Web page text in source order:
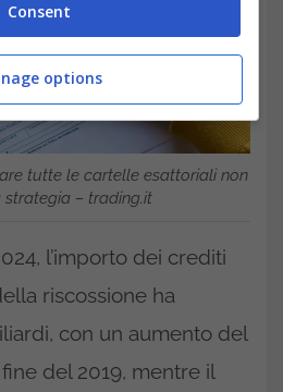
tutte le cartelle esattoriali non
– trading.it
l’importo dei crediti
riscossione ha
con un aumento del
del 2019, mentre il
Consent
options